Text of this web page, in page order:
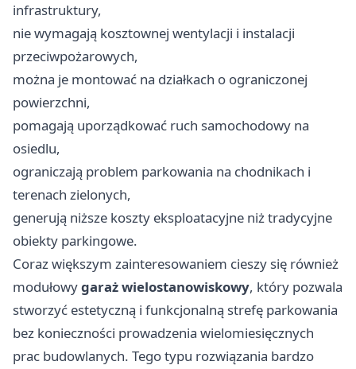
infrastruktury,
nie wymagają kosztownej wentylacji i instalacji
przeciwpożarowych,
można je montować na działkach o ograniczonej
powierzchni,
pomagają uporządkować ruch samochodowy na
osiedlu,
ograniczają problem parkowania na chodnikach i
terenach zielonych,
generują niższe koszty eksploatacyjne niż tradycyjne
obiekty parkingowe.
Coraz większym zainteresowaniem cieszy się również
modułowygaraż wielostanowiskowy, który pozwala
stworzyć estetyczną i funkcjonalną strefę parkowania
bez konieczności prowadzenia wielomiesięcznych
prac budowlanych. Tego typu rozwiązania bardzo